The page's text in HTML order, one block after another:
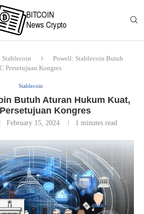
Stablecoin
Powell: Stablecoin Butuh
Persetujuan Kongres
Stablecoin
Butuh Aturan Hukum Kuat,
Kongres
February 15, 2024 1 minutes read